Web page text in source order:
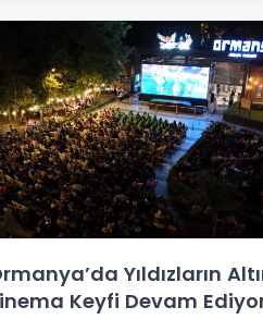
Yıldızların
Keyfi Devam